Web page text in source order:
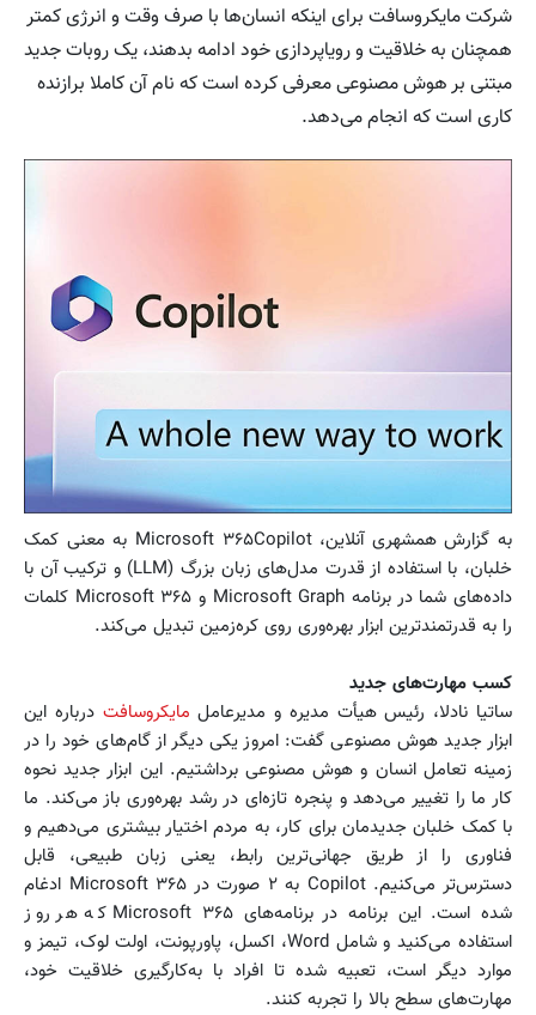
شرکت مایکروسافت برای اینکه انسان‌ها با صرف وقت و انرژی کمتر
همچنان به خلاقیت و رویاپردازی خود ادامه بدهند، یک روبات جدید
مبتنی بر هوش مصنوعی معرفی کرده است که نام آن کاملا برازنده
کاری است که انجام می‌دهد.
به گزارش همشهری آنلاین، Microsoft ۳۶۵Copilot به معنی کمک
خلبان، با استفاده از قدرت مدل‌های زبان بزرگ (LLM) و ترکیب آن با
داده‌های شما در برنامه Microsoft Graph و Microsoft ۳۶۵ کلمات
را به قدرتمندترین ابزار بهره‌وری روی کره‌زمین تبدیل می‌کند.
کسب مهارت‌های جدید
ساتیا نادلا، رئیس هیأت مدیره و مدیرعامل مایکروسافت درباره این
ابزار جدید هوش مصنوعی گفت: امروز یکی دیگر از گام‌های خود را در
زمینه تعامل انسان و هوش مصنوعی برداشتیم. این ابزار جدید نحوه
کار ما را تغییر می‌دهد و پنجره تازه‌ای در رشد بهره‌وری باز می‌کند. ما
با کمک خلبان جدیدمان برای کار، به مردم اختیار بیشتری می‌دهیم و
فناوری را از طریق جهانی‌ترین رابط، یعنی زبان طبیعی، قابل
دسترس‌تر می‌کنیم. Copilot به ۲ صورت در Microsoft ۳۶۵ ادغام
شده است. این برنامه در برنامه‌های Microsoft ۳۶۵ که هر روز
استفاده می‌کنید و شامل Word، اکسل، پاورپونت، اولت لوک، تیمز و
موارد دیگر است، تعبیه شده تا افراد با به‌کارگیری خلاقیت خود،
مهارت‌های سطح بالا را تجربه کنند.